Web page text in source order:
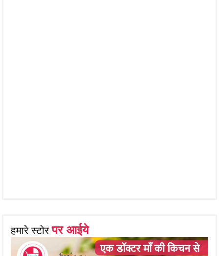
हमारे स्टोरपर आईये